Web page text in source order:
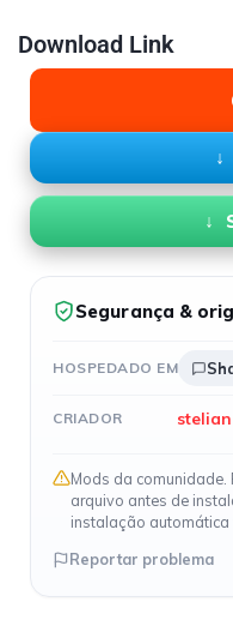
Download Link
Segurança &
HOSPEDADO EM
CRIADOR stelian
Mods da comunidade.
arquivo antes de
instalação automática
Reportar problema